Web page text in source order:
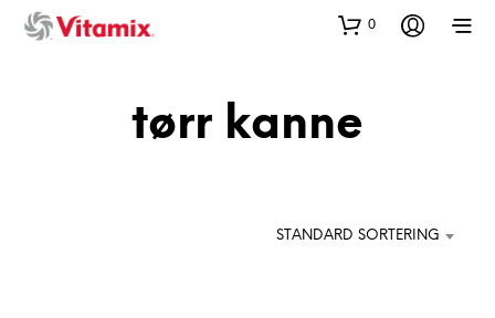
0
tørr kanne
STANDARD SORTERING